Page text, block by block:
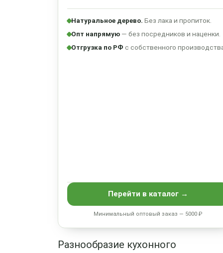
Натуральное дерево. Без лака и пропиток.
Опт напрямую — без посредников и наценки.
Отгрузка по РФ с собственного
Перейти в каталог →
Минимальный оптовый заказ — 5000 ₽
Разнообразие кухонного